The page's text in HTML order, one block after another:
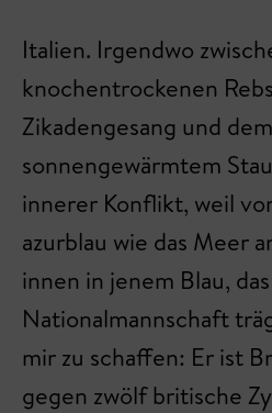
Italien. Irgendwo
knochentrockenen
Zikadengesang und
sonnengewärmtem
innerer Konflikt, weil
azurblau wie das Meer
innen in jenem Blau,
Nationalmannschaft
mir zu schaffen: Er ist
gegen zwölf britische